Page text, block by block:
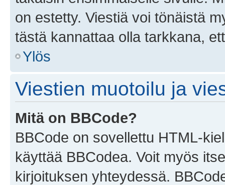
on estetty. Viestiä voi tönäistä
tästä kannattaa olla tarkkana,
Ylös
Viestien muotoilu ja
Mitä on BBCode?
BBCode on sovellettu HTML-
käyttää BBCodea. Voit myös
kirjoituksen yhteydessä.